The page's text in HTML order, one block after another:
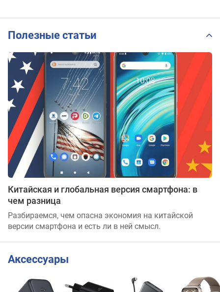
Полезные статьи
Китайская и глобальная версия смартфона: в
чем разница
Разбираемся, чем опасна экономия на китайской
версии смартфона и есть ли в ней смысл.
Аксессуары